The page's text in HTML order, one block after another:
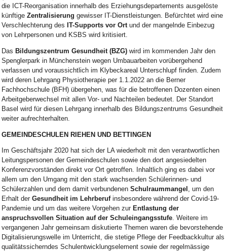
die ICT-Reorganisation innerhalb des Erziehungsdepartements ausgelöste
künftige Zentralisierung gewisser IT-Dienstleistungen. Befürchtet wird eine
Verschlechterung des IT-Supports vor Ortund der mangelnde Einbezug
von Lehrpersonen und KSBS wird kritisiert.
Das Bildungszentrum Gesundheit (BZG)wird im kommenden Jahr den
Spenglerpark in Münchenstein wegen Umbauarbeiten vorübergehend
verlassen und voraussichtlich im Klybeckareal Unterschlupf finden. Zudem
wird deren Lehrgang Physiotherapie per 1.1.2022 an die Berner
Fachhochschule (BFH) übergehen, was für die betroffenen Dozenten einen
Arbeitgeberwechsel mit allen Vor- und Nachteilen bedeutet. Der Standort
Basel wird für diesen Lehrgang innerhalb des Bildungszentrums Gesundheit
weiter aufrechterhalten.
GEMEINDESCHULEN RIEHEN UND BETTINGEN
Im Geschäftsjahr 2020 hat sich der LA wiederholt mit den verantwortlichen
Leitungspersonen der Gemeindeschulen sowie den dort angesiedelten
Konferenzvorständen direkt vor Ort getroffen. Inhaltlich ging es dabei vor
allem um den Umgang mit den stark wachsenden Schülerinnen- und
Schülerzahlen und dem damit verbundenen Schulraummangel , um den
Erhalt der Gesundheit im Lehrberufinsbesondere während der Covid-19-
Pandemie und um das weitere Vorgehen zur Entlastung der
anspruchsvollen Situation auf der Schuleingangsstufe. Weitere im
vergangenen Jahr gemeinsam diskutierte Themen waren die bevorstehende
Digitalisierungswelle im Unterricht, die stetige Pflege der Feedbackkultur als
qualitätssicherndes Schulentwicklungselement sowie der regelmässige